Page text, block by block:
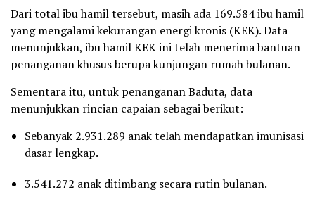
Dari total ibu hamil tersebut, masih ada 169.584 ibu hamil
yang mengalami kekurangan energi kronis (KEK). Data
menunjukkan, ibu hamil KEK ini telah menerima bantuan
penanganan khusus berupa kunjungan rumah bulanan.
Sementara itu, untuk penanganan Baduta, data
menunjukkan rincian capaian sebagai berikut:
Sebanyak 2.931.289 anak telah mendapatkan imunisasi
dasar lengkap.
3.541.272 anak ditimbang secara rutin bulanan.